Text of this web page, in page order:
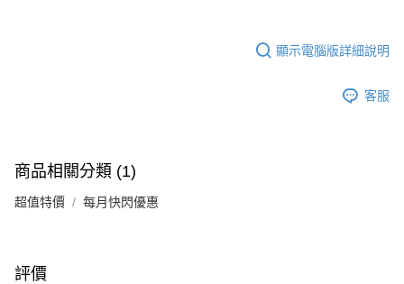
顯示電腦版詳細說明
客服
商品相關分類 (1)
超值特價 每月快閃優惠
評價